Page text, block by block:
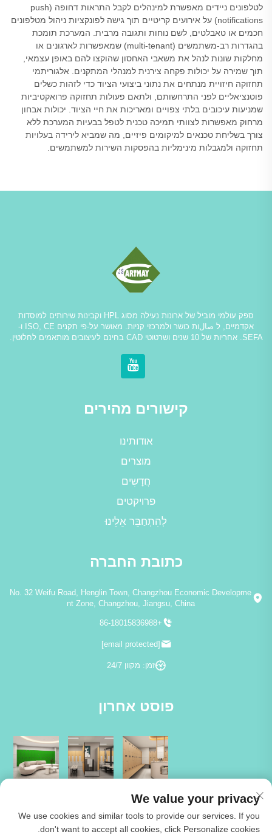
לטלפונים ניידים מאפשרת למינהלים לקבל התראות דחופה (push
notifications) על אירועים קריטיים תוך גישה לפונקציות ניהול מטלפונים
חכמים או טאבלטים, לשם נוחות ותגובה מרבית. המערכת תומכת
בהגדרות רב-משתמשים (multi-tenant) שמאפשרות לארגונים או
מחלקות שונות לנהל את משאבי האחסון שהוקצו להם באופן עצמאי,
תוך שמירה על יכולות פקחה צירנית למנהלי המתקנים. אלגוריתמי
תחזוקה חיזויית מנתחים את נתוני ביצועי הציוד כדי לזהות כשלים
פוטנציאליים לפני התרחשותם, ולתאם פעולות תחזוקה פרואקטיביות
שמניעות עיכובים בלתי צפויים ומאריכות את חיי הציוד. יכולות אבחון
מרחוק מאפשרות לצוותי תמיכה טכנית לטפל בבעיות המערכת ללא
צורך בשליחת טכנאים למיקומים פיזיים, מה שמביא לירידה בעלויות
תחזוקה ולמגבלות מינימליות בהפסקות השירות למשתמשים.
ספק עולמי מוביל של ארונות נעילה מסוג HPL וקבינות שירותים למוסדות
אקדמיים, ל صالות כושר ולמרכזי קניות. מאושר על-פי תקנים ISO, CE ו-
SEFA. אחריות של 10 שנים ושרטוטי CAD בחינם לעיצובים מותאמים לחלוטין.
קישורים מהירים
אודותינו
מוצרים
חֲדָשִים
פרויקטים
לְהִתְחַבֵּר אֵלֵינוּ
כתובת החברה
No. 32 Weifu Road, Henglin Town, Changzhou Economic Developme
nt Zone, Changzhou, Jiangsu, China
+86-18015836988
[email protected]
זמן: מקוון 24/7
פוסט אחרון
We value your privacy
We use cookies and similar tools to provide our services. If you
don't want to accept all cookies, click Personalize cookies.